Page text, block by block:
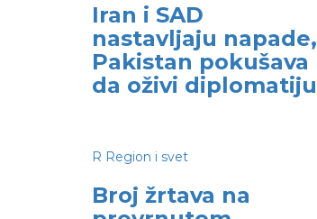
Iran i SAD
nastavljaju napade,
Pakistan pokušava
da oživi diplomatiju
R Region i svet
Broj žrtava na